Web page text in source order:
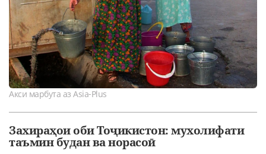
Акси марбута аз Asia-Plus
Захираҳои оби Тоҷикистон: мухолифати
таъмин будан ва норасоӣ